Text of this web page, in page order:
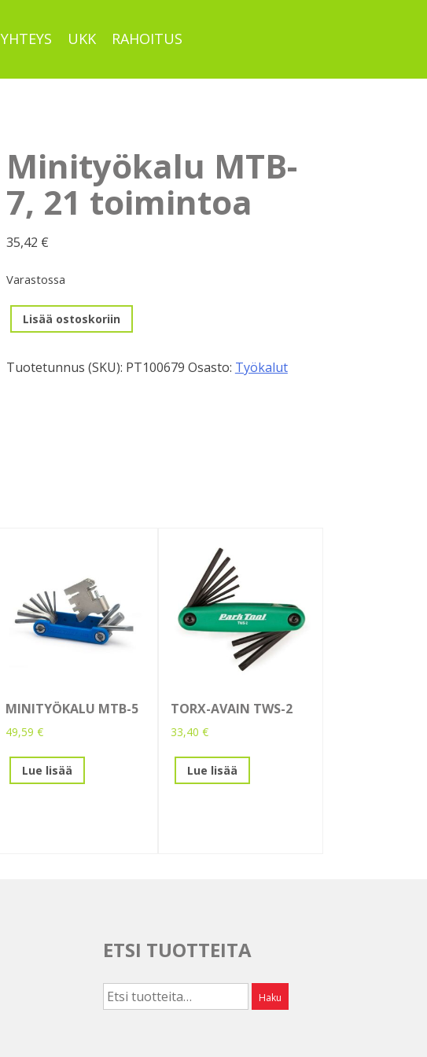
YHTEYS UKK RAHOITUS
Minityökalu MTB-
7, 21 toimintoa
35,42 €
Varastossa
Minityökalu
MTB-
21
Lisää ostoskoriin
Tuotetunnus (SKU): PT100679 Osasto: Työkalut
MINITYÖKALU MTB-5
49,59 €
Lue lisää
TORX-AVAIN TWS-2
33,40 €
Lue lisää
ETSI TUOTTEITA
Etsi: Haku